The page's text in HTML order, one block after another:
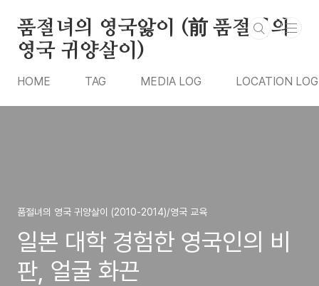
품절녀의 영국앓이 (前 품절녀의
영국 귀양살이)
HOME TAG MEDIA LOG LOCATION LOG
품절녀의 영국 귀양살이 (2010-2014)/영국 교육
일본 대학 경험한 영국인의 비
판, 얼굴 화끈